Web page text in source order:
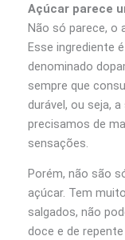
Açúcar parece
Não só parece, o
Esse ingrediente
denominado
sempre que
durável, ou seja,
precisamos de
sensações.
Porém, não são
açúcar. Tem
salgados, não
doce e de